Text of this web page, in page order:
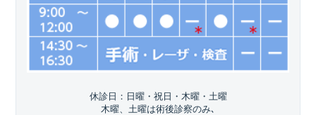
休診日：日曜・祝日・木曜・土曜
木曜、土曜は術後診察のみ､